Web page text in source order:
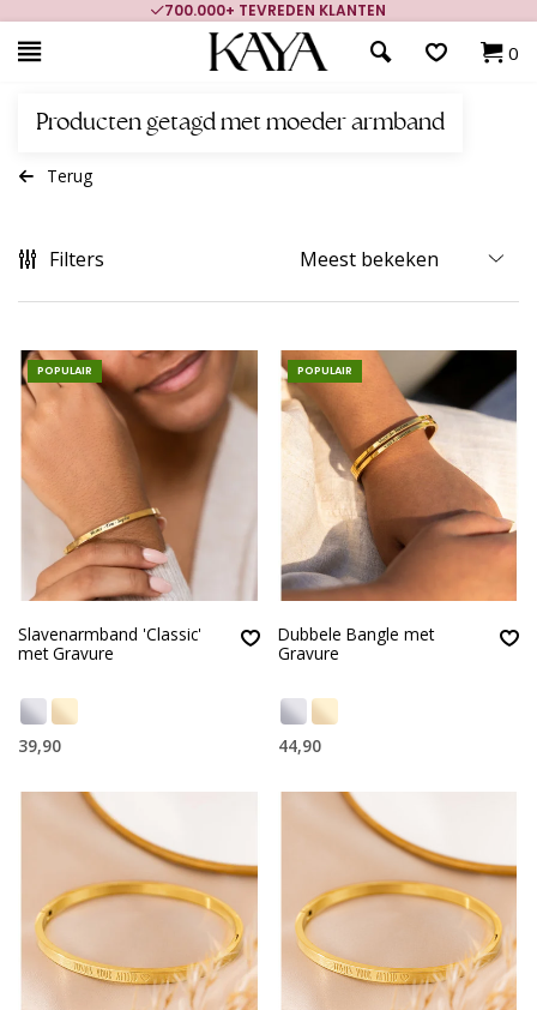
700.000+ TEVREDEN KLANTEN
0
Producten getagd met moeder armband
Terug
Filters
POPULAIR
Slavenarmband 'Classic'
met Gravure
39,90
POPULAIR
Dubbele Bangle met
Gravure
44,90